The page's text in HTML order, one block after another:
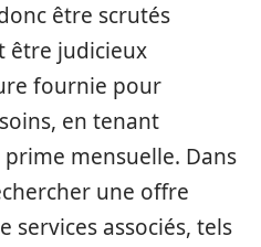
être scrutés
être judicieux
fournie pour
en tenant
mensuelle. Dans
une offre
services associés, tels